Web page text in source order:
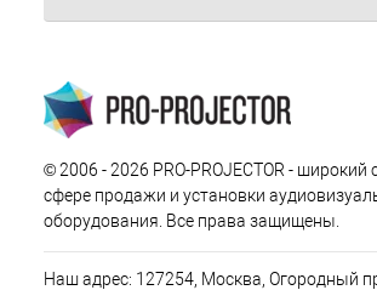
© 2006 - 2026 PRO-PROJECTOR - широкий
сфере продажи и установки
оборудования. Все права защищены.
Наш адрес: 127254, Москва, Огородный